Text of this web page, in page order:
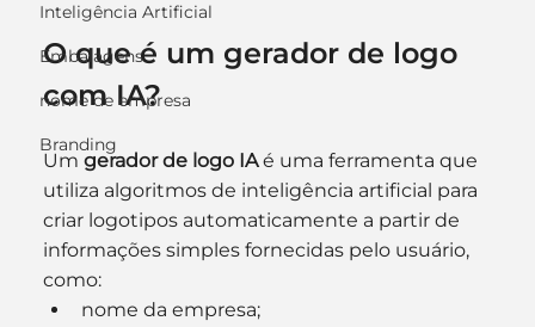
Inteligência Artificial
Embalagens
nome de empresa
Branding
O que é um gerador de logo
com IA?
Um gerador de logo IA é uma ferramenta que
utiliza algoritmos de inteligência artificial para
criar logotipos automaticamente a partir de
informações simples fornecidas pelo usuário,
como:
nome da empresa;